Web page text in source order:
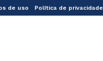
de uso Política de privacidade